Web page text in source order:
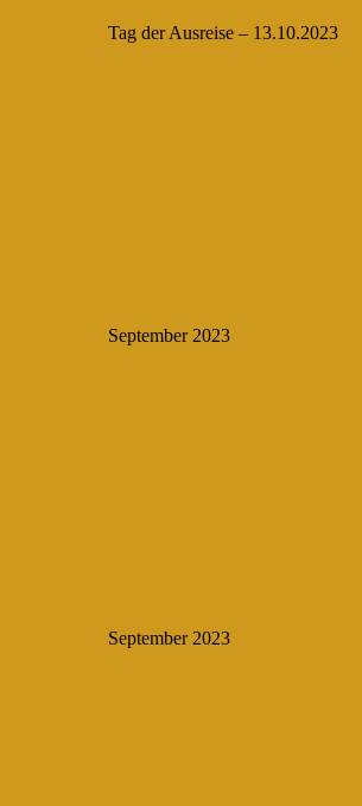
Tag der Ausreise – 13.10.2023
September 2023
September 2023